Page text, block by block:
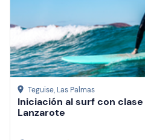
Teguise, Las Palmas
Iniciación al surf con
Lanzarote